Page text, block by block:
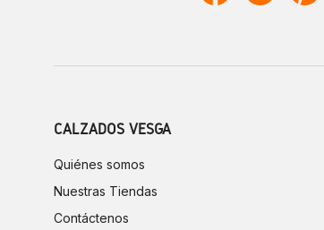
CALZADOS VESGA
Quiénes somos
Nuestras Tiendas
Contáctenos